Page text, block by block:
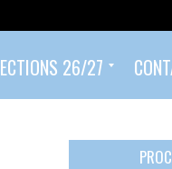
26/27